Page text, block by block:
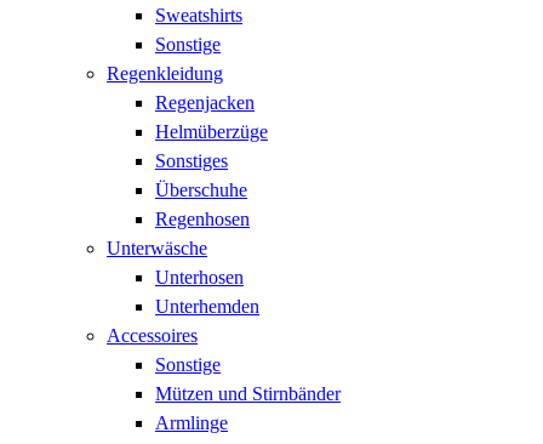
Sweatshirts
Sonstige
Regenkleidung
Regenjacken
Helmüberzüge
Sonstiges
Überschuhe
Regenhosen
Unterwäsche
Unterhosen
Unterhemden
Accessoires
Sonstige
Mützen und Stirnbänder
Armlinge